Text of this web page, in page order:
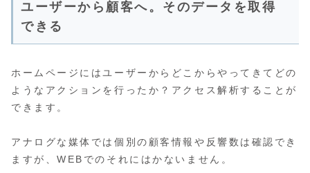
ユーザーから顧客へ。そのデータを取得
できる
ホームページにはユーザーからどこからやってきてどの
ようなアクションを行ったか？アクセス解析することが
できます。
アナログな媒体では個別の顧客情報や反響数は確認でき
ますが、WEBでのそれにはかないません。